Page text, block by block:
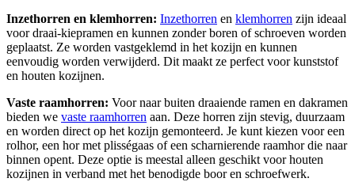
Inzethorren en klemhorren: Inzethorren en klemhorren zijn ideaal
voor draai-kiepramen en kunnen zonder boren of schroeven worden
geplaatst. Ze worden vastgeklemd in het kozijn en kunnen
eenvoudig worden verwijderd. Dit maakt ze perfect voor kunststof
en houten kozijnen.
Vaste raamhorren: Voor naar buiten draaiende ramen en dakramen
bieden we vaste raamhorren aan. Deze horren zijn stevig, duurzaam
en worden direct op het kozijn gemonteerd. Je kunt kiezen voor een
rolhor, een hor met plisségaas of een scharnierende raamhor die naar
binnen opent. Deze optie is meestal alleen geschikt voor houten
kozijnen in verband met het benodigde boor en schroefwerk.